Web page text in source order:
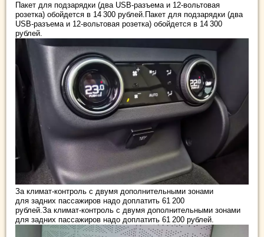
Пакет для подзарядки (два USB-разъема и 12‑вольтовая
розетка) обойдется в 14 300 рублей.Пакет для подзарядки (два
USB-разъема и 12‑вольтовая розетка) обойдется в 14 300
рублей.
За климат-контроль с двумя дополнительными зонами
для задних пассажиров надо доплатить 61 200
рублей.За климат-контроль с двумя дополнительными зонами
для задних пассажиров надо доплатить 61 200 рублей.